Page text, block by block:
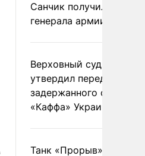
Санчик получил звание
генерала армии
Верховный суд Швеции
утвердил передачу
задержанного
«Каффа» Украине
Танк «Прорыв»